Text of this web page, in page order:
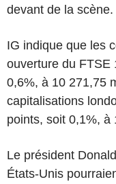
devant de la scène.
IG indique que les
ouverture du FTSE
0,6%, à 10 271,75
capitalisations
points, soit 0,1%, à
Le président
États-Unis